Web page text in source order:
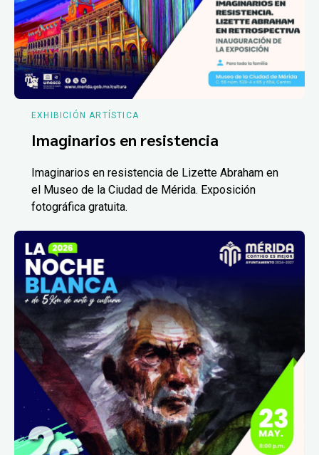
EXHIBICIÓN ARTÍSTICA
Imaginarios en resistencia
Imaginarios en resistencia de Lizette Abraham en
el Museo de la Ciudad de Mérida. Exposición
fotográfica gratuita.